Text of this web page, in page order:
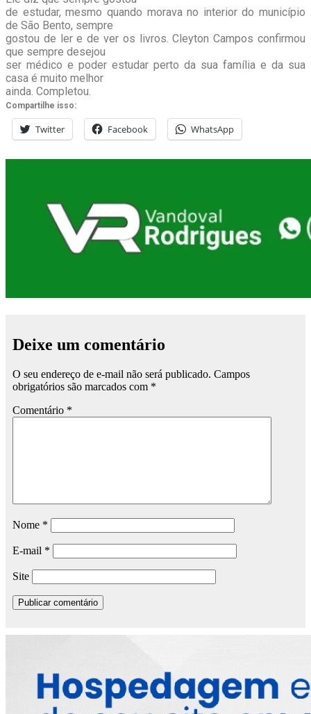
de estudar, mesmo quando morava no interior do município
de São Bento, sempre
gostou de ler e de ver os livros. Cleyton Campos confirmou
que sempre desejou
ser médico e poder estudar perto da sua família e da sua
casa é muito melhor
ainda. Completou.
Compartilhe isso:
Twitter Facebook WhatsApp
Deixe um comentário
O seu endereço de e-mail não será publicado. Campos
obrigatórios são marcados com *
Comentário *
Nome *
E-mail *
Site